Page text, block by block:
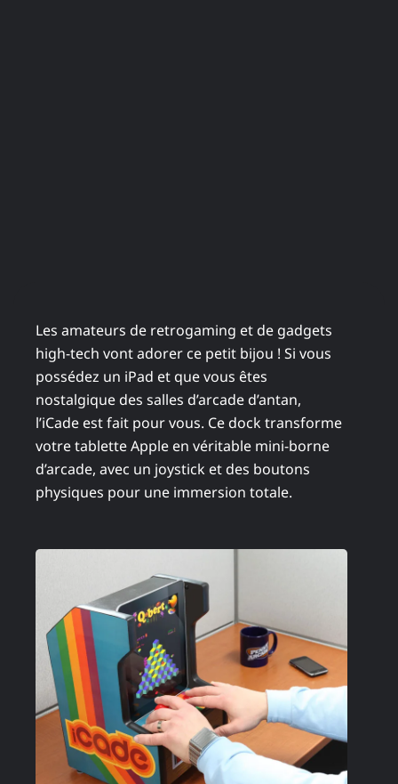
Les amateurs de retrogaming et de gadgets
high-tech vont adorer ce petit bijou ! Si vous
possédez un iPad et que vous êtes
nostalgique des salles d’arcade d’antan,
l’iCade est fait pour vous. Ce dock transforme
votre tablette Apple en véritable mini-borne
d’arcade, avec un joystick et des boutons
physiques pour une immersion totale.